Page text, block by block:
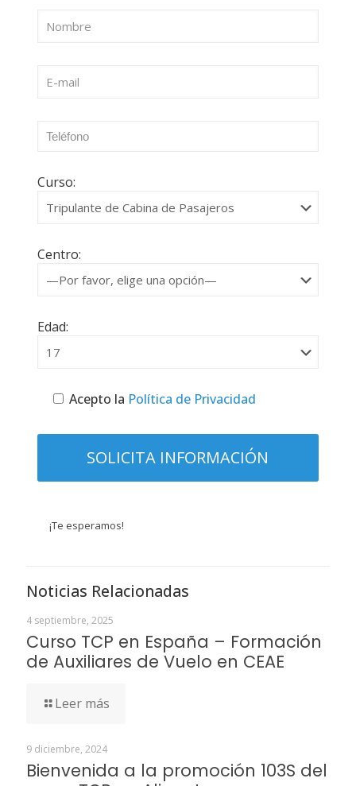
Curso:
Centro:
Edad:
Acepto la Política de Privacidad
¡Te esperamos!
Noticias Relacionadas
4 septiembre, 2025
Curso TCP en España – Formación
de Auxiliares de Vuelo en CEAE
Leer más
9 diciembre, 2024
Bienvenida a la promoción 103S del